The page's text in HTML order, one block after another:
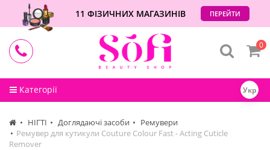
11 ФІЗИЧНИХ МАГАЗИНІВ ПЕРЕЙТИ
Категорії Укр
0
НІГТІ Доглядаючі засоби
Ремувери
Ремувер для кутикули Couture Colour Fast - Acting Cuticle
Remover